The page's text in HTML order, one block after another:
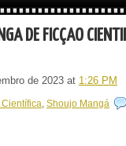
DE FICÇÃO
de 2023 at 1:26 PM
Científica, Shoujo Mangá